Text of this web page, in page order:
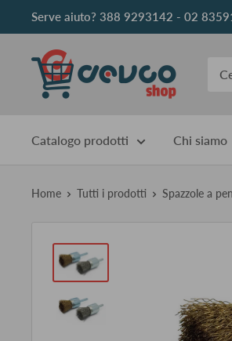
al
contenuto
Serve aiuto? 388 9293142 - 02
DEVCOshop
Catalogo prodotti Chi siamo
Home Tutti i prodotti Spazzole a